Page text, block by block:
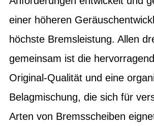
einer höheren
höchste Bremsleistung. Allen
gemeinsam ist die
Original-Qualität und eine
Belagmischung, die sich für
Arten von Bremsscheiben